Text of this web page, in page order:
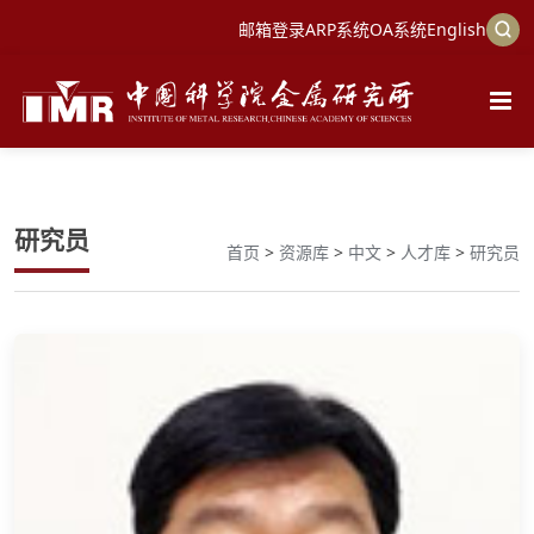
邮箱登录ARP系统OA系统English
研究员 首页 > 资源库 > 中文 > 人才库 > 研究员